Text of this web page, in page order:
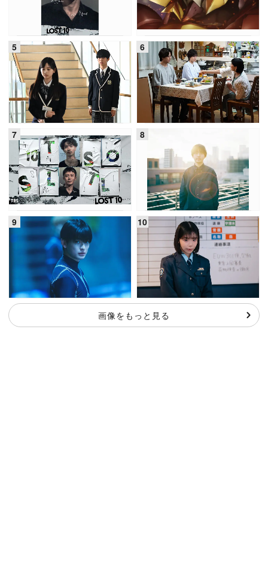
画像をもっと見る